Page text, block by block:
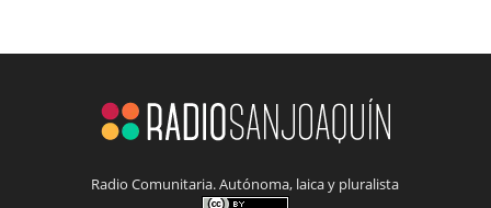
Radio Comunitaria. Autónoma, laica y pluralista